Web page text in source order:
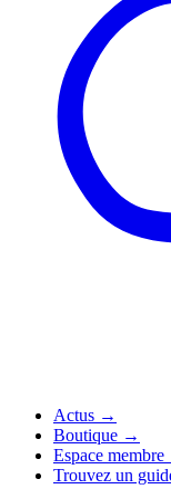
Actus →
Boutique →
Espace membre
Trouvez un